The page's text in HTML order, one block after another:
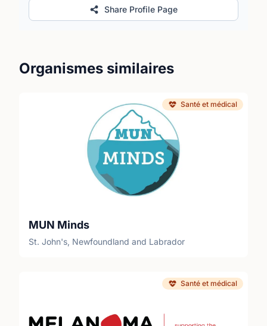
Share Profile Page
Organismes similaires
Santé et médical
MUN Minds
St. John's, Newfoundland and Labrador
Santé et médical